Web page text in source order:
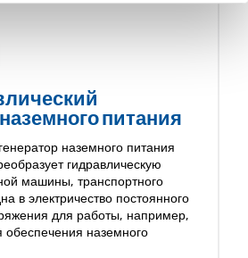
питания
наземного питания
гидравлическую
машины, транспортного
в электричество постоянного
для работы, например,
обеспечения наземного